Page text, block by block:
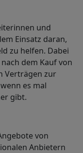
und
Einsatz daran,
zu helfen. Dabei
dem Kauf von
Verträgen zur
es mal
gibt.
von
Anbietern